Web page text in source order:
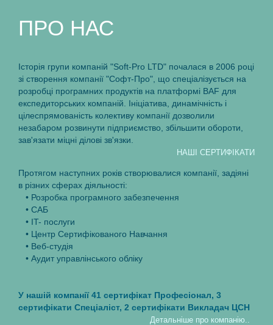
ПРO НАС
Iсторiя групи компанiй "Soft-Pro LTD" почалася в 2006 роцi
зi створення компанiї "Софт-Про", що спецiалiзується на
розробцi програмних продуктiв на платформi BAF для
експедиторських компанiй. Iнiцiатива, динамiчнiсть i
цiлеспрямованiсть колективу компанiї дозволили
незабаром розвинути пiдприємство, збiльшити обороти,
зав'язати мiцнi дiловi зв'язки.
НАШI СЕРТИФIКАТИ
Протягом наступних рокiв створювалися компанiї, задiянi
в рiзних сферах дiяльностi:
• Розробка програмного забезпечення
• САБ
• IT- послуги
• Центр Cертифiкованого Навчання
• Веб-студiя
• Аудит управлiнського облiку
У нашiй компанiї 41 сертифiкат Професiонал, 3
сертифiкати Спецiалiст, 2 сертифiкати Викладач ЦСН
Детальнiше про компанiю..